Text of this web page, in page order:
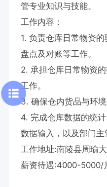
管专业知识与技能。
工作内容：
1. 负责仓库日常物资的
盘点及对账等工作。
2. 承担仓库日常物资
工作。
3. 确保仓内货品与环
4. 完成仓库数据的统
数据输入，以及部门主
工作地址:南陵县周瑜
薪资待遇:4000-5000/